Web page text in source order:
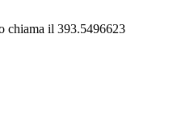
chiama il 393.5496623